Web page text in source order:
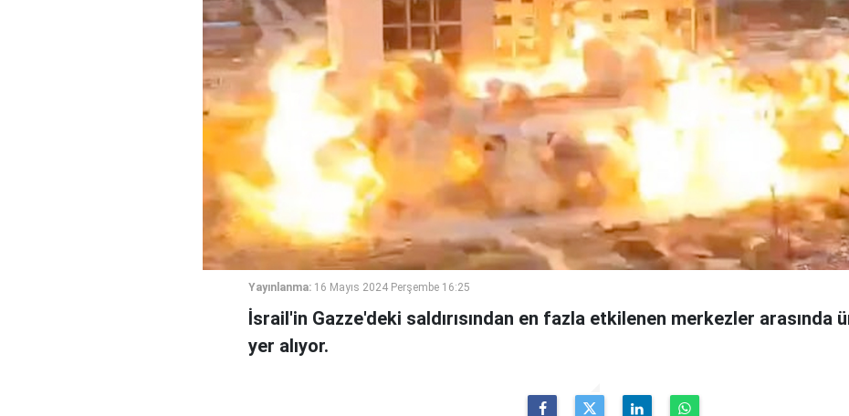
Yayınlanma: 16 Mayıs 2024 Perşembe 16:25
İsrail'in Gazze'deki saldırısından en fazla etkilenen merkezler arasında
yer alıyor.